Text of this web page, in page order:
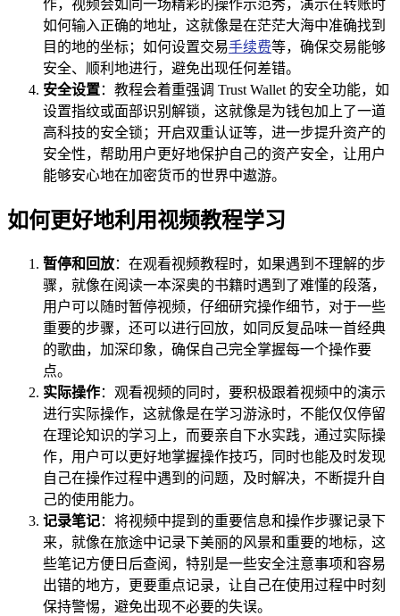
作，视频会如同一场精彩的操作示范秀，演示在转账时
如何输入正确的地址，这就像是在茫茫大海中准确找到
目的地的坐标；如何设置交易手续费等，确保交易能够
安全、顺利地进行，避免出现任何差错。
安全设置：教程会着重强调 Trust Wallet 的安全功能，如
设置指纹或面部识别解锁，这就像是为钱包加上了一道
高科技的安全锁；开启双重认证等，进一步提升资产的
安全性，帮助用户更好地保护自己的资产安全，让用户
能够安心地在加密货币的世界中遨游。
如何更好地利用视频教程学习
暂停和回放：在观看视频教程时，如果遇到不理解的步
骤，就像在阅读一本深奥的书籍时遇到了难懂的段落，
用户可以随时暂停视频，仔细研究操作细节，对于一些
重要的步骤，还可以进行回放，如同反复品味一首经典
的歌曲，加深印象，确保自己完全掌握每一个操作要
点。
实际操作：观看视频的同时，要积极跟着视频中的演示
进行实际操作，这就像是在学习游泳时，不能仅仅停留
在理论知识的学习上，而要亲自下水实践，通过实际操
作，用户可以更好地掌握操作技巧，同时也能及时发现
自己在操作过程中遇到的问题，及时解决，不断提升自
己的使用能力。
记录笔记：将视频中提到的重要信息和操作步骤记录下
来，就像在旅途中记录下美丽的风景和重要的地标，这
些笔记方便日后查阅，特别是一些安全注意事项和容易
出错的地方，更要重点记录，让自己在使用过程中时刻
保持警惕，避免出现不必要的失误。